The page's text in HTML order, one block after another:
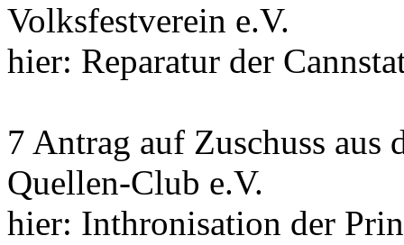
Volksfestverein e.V.
hier: Reparatur der
7 Antrag auf Zuschuss aus
Quellen-Club e.V.
hier: Inthronisation der